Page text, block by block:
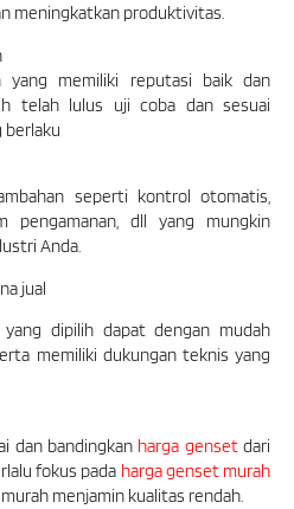
meningkatkan produktivitas.
yang memiliki reputasi baik dan
telah lulus uji coba dan sesuai
berlaku
seperti kontrol otomatis,
pengamanan, dll yang mungkin
Anda.
jual
dipilih dapat dengan mudah
memiliki dukungan teknis yang
dan bandingkan harga gensetdari
fokus pada harga genset murah
menjamin kualitas rendah.